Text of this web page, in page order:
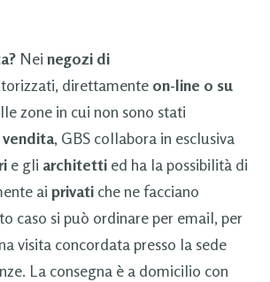
Nei negozi di
direttamente on-line o su
zone in cui non sono stati
, GBS collabora in esclusiva
e gli architetti ed ha la possibilità di
ai privati che ne facciano
caso si può ordinare per email, per
visita concordata presso la sede
La consegna è a domicilio con